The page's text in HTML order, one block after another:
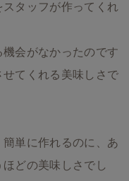
タッフが作ってくれ
会がなかったのです
てくれる美味しさで
単に作れるのに、あ
どの美味しさでし